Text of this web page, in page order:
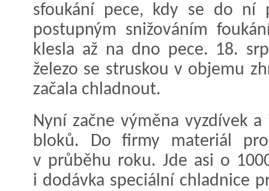
sfoukání pece, kdy se do ní
postupným snižováním
klesla až na dno pece. 18.
železo se struskou v objemu
začala chladnout.
Nyní začne výměna vyzdívek
bloků. Do firmy materiál
v průběhu roku. Jde asi o
i dodávka speciální chladnice